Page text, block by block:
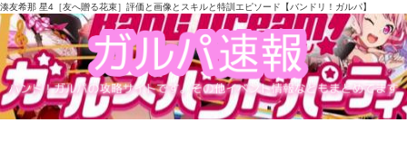
湊友希那 星4［友へ贈る花束］評価と画像とスキルと特訓エピソード【バンドリ！ガルパ】